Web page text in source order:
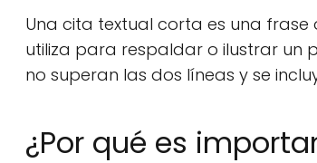
Una cita textual corta es una
utiliza para respaldar o ilustrar un
no superan las dos líneas y se
¿Por qué es